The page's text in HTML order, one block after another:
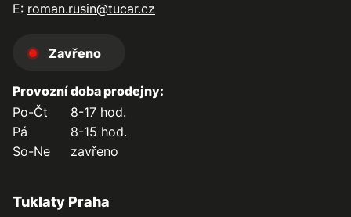
E: roman.rusin@tucar.cz
Zavřeno
Provozní doba prodejny:
Po-Čt
8-17 hod.
Pá
8-15 hod.
So-Ne
zavřeno
Tuklaty Praha